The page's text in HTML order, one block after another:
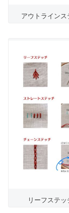
アウトライン
リーフステ